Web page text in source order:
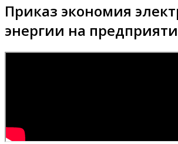
Приказ экономия
энергии на